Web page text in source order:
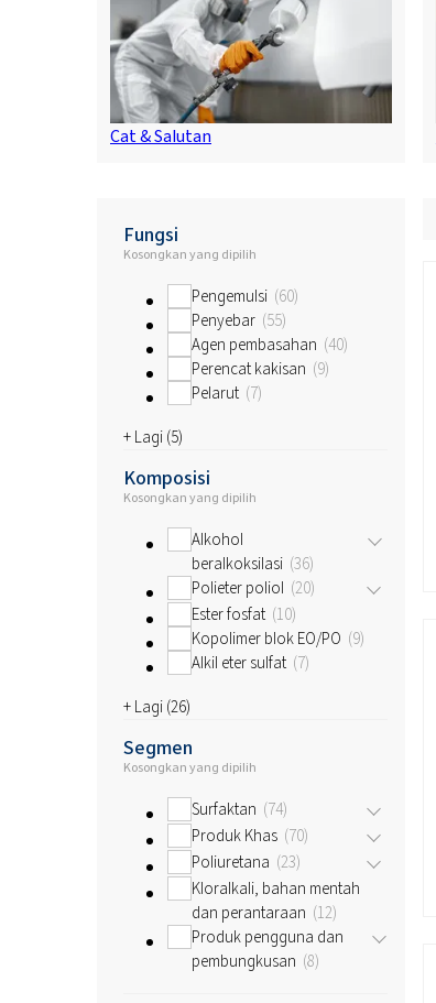
Cat & Salutan
Fungsi
Kosongkan yang dipilih
Pengemulsi 60
Penyebar 55
Agen pembasahan 40
Perencat kakisan 9
Pelarut 7
+ Lagi (5)
Komposisi
Kosongkan yang dipilih
Alkohol
beralkoksilasi 36
Polieter poliol 20
Ester fosfat 10
Kopolimer blok EO/PO 9
Alkil eter sulfat 7
+ Lagi (26)
Segmen
Kosongkan yang dipilih
Surfaktan 74
Produk Khas 70
Poliuretana 23
Kloralkali, bahan mentah
dan perantaraan 12
Produk pengguna dan
pembungkusan 8